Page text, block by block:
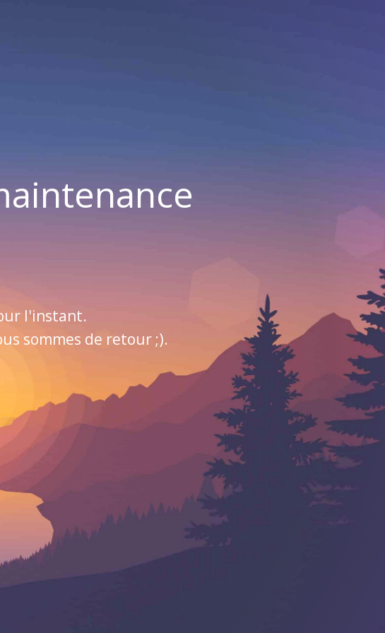
l'instant.
sommes de retour ;).